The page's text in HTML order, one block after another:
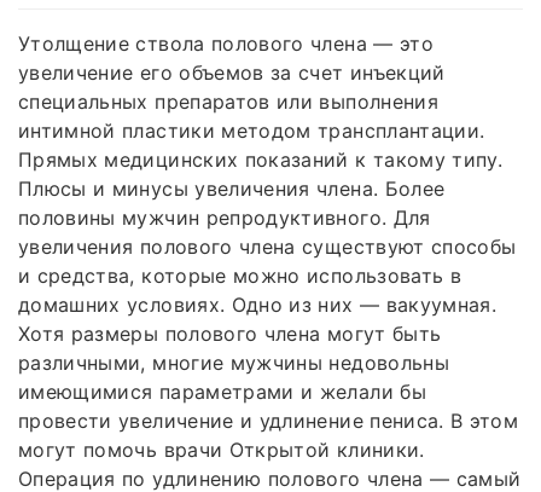
Утолщение ствола полового члена — это
увеличение его объемов за счет инъекций
специальных препаратов или выполнения
интимной пластики методом трансплантации.
Прямых медицинских показаний к такому типу.
Плюсы и минусы увеличения члена. Более
половины мужчин репродуктивного. Для
увеличения полового члена существуют способы
и средства, которые можно использовать в
домашних условиях. Одно из них — вакуумная.
Хотя размеры полового члена могут быть
различными, многие мужчины недовольны
имеющимися параметрами и желали бы
провести увеличение и удлинение пениса. В этом
могут помочь врачи Открытой клиники.
Операция по удлинению полового члена — самый